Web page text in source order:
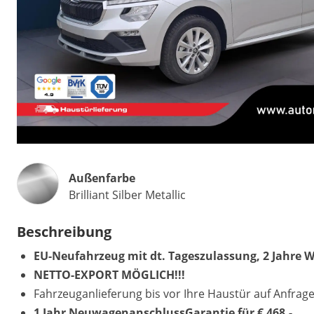
Außenfarbe
Brilliant Silber Metallic
Beschreibung
EU-Neufahrzeug mit dt. Tageszulassung, 2 Jahre
NETTO-EXPORT MÖGLICH!!!
Fahrzeuganlieferung bis vor Ihre Haustür auf